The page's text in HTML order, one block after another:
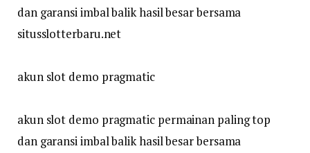
dan garansi imbal balik hasil besar bersama
situsslotterbaru.net
akun slot demo pragmatic
akun slot demo pragmatic permainan paling top
dan garansi imbal balik hasil besar bersama